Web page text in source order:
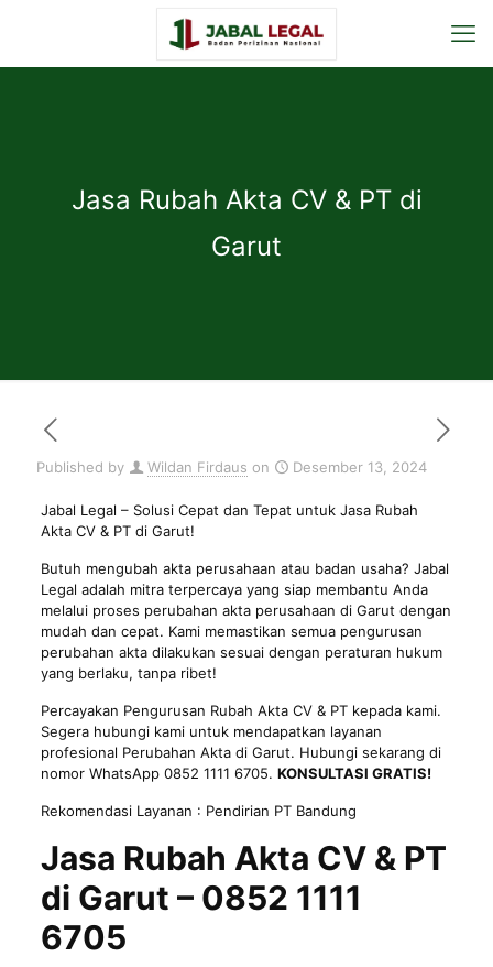
Jasa Rubah Akta CV & PT di
Garut
Published by Wildan Firdaus on Desember 13, 2024
Jabal Legal – Solusi Cepat dan Tepat untuk Jasa Rubah
Akta CV & PT di Garut!
Butuh mengubah akta perusahaan atau badan usaha? Jabal
Legal adalah mitra terpercaya yang siap membantu Anda
melalui proses perubahan akta perusahaan di Garut dengan
mudah dan cepat. Kami memastikan semua pengurusan
perubahan akta dilakukan sesuai dengan peraturan hukum
yang berlaku, tanpa ribet!
Percayakan Pengurusan Rubah Akta CV & PT kepada kami.
Segera hubungi kami untuk mendapatkan layanan
profesional Perubahan Akta di Garut. Hubungi sekarang di
nomor WhatsApp 0852 1111 6705. KONSULTASI GRATIS!
Rekomendasi Layanan : Pendirian PT Bandung
Jasa Rubah Akta CV & PT
di Garut – 0852 1111
6705